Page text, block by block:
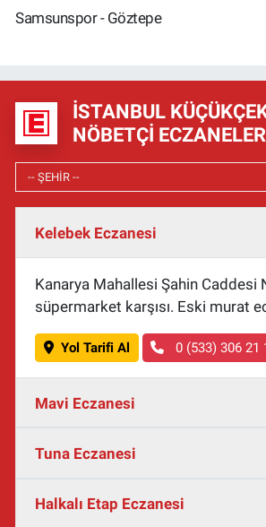
Samsunspor - Göztepe
İSTANBUL
NÖBETÇI ECZANELER
Kelebek Eczanesi
Kanarya Mahallesi Şahin Caddesi
süpermarket karşısı. Eski murat
Yol Tarifi Al 0 (533) 306 21
Mavi Eczanesi
Tuna Eczanesi
Halkalı Etap Eczanesi